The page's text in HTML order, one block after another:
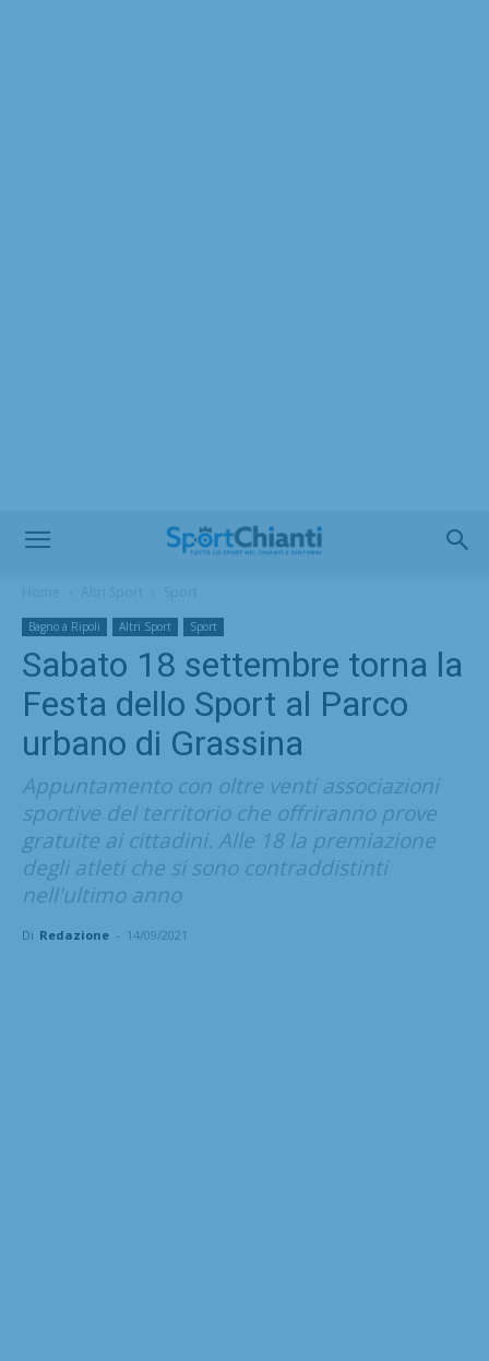
Bagno a Ripoli Altri Sport Sport
Sabato 18 settembre torna la
Festa dello Sport al Parco
urbano di Grassina
Appuntamento con oltre venti associazioni
sportive del territorio che offriranno prove
gratuite ai cittadini. Alle 18 la premiazione
degli atleti che si sono contraddistinti
nell'ultimo anno
Di Redazione - 14/09/2021